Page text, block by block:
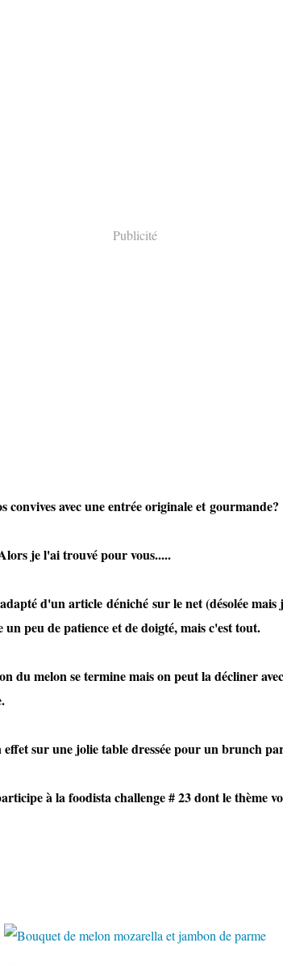
Publicité
convives avec une entrée originale et gourmande?
pour vous.....
d'un article déniché sur le net (désolée mais
un peu de patience et de doigté, mais c'est tout.
du melon se termine mais on peut la décliner
sur une jolie table dressée pour un brunch
à la foodista challenge # 23 dont le thème